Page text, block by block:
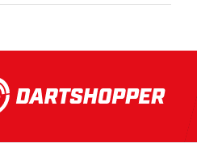
Produkte auf Lager, Versand